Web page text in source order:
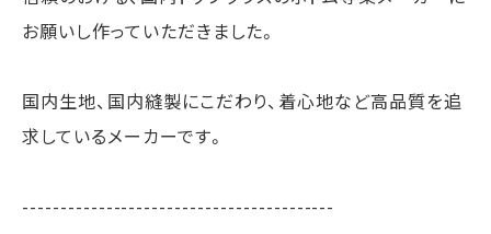
お願いし作っていただきました。
国内生地、国内縫製にこだわり、着心地など高品質を追
求しているメーカーです。
-----------------------------------------